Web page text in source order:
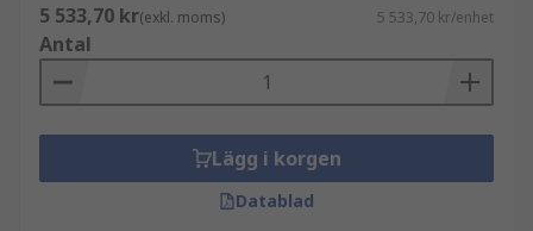
5 533,70 kr(exkl. moms) 5 533,70 kr/enhet
Antal
Lägg i korgen
Datablad